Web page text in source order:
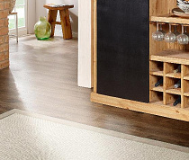
с подъемным